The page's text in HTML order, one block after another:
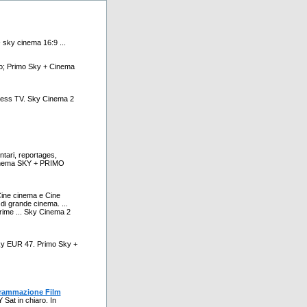
cinema 16:9 ...
Primo Sky + Cinema
TV. Sky Cinema 2
reportages,
SKY + PRIMO
cinema e Cine
grande cinema. ...
... Sky Cinema 2
EUR 47. Primo Sky +
Film
Sat in chiaro. In